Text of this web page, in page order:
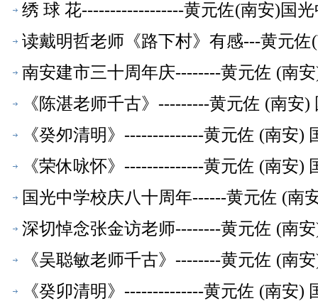
绣 球 花------------------黄元佐(南安)国
读戴明哲老师《路下村》有感---黄元
南安建市三十周年庆--------黄元佐 (南
《陈湛老师千古》---------黄元佐 (南安
《癸夘清明》--------------黄元佐 (南安)
《荣休咏怀》--------------黄元佐 (南安)
国光中学校庆八十周年------黄元佐 (南
深切悼念张金访老师--------黄元佐 (南
《吴聪敏老师千古》--------黄元佐 (南
《癸卯清明》--------------黄元佐 (南安)